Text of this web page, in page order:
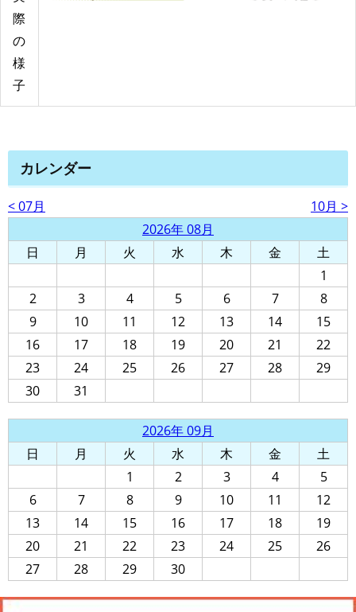
際
の
様
子
カレンダー
< 07月
10月 >
2026年 08月
日
月 火 水 木 金
土
1
2
3 4 5 6 7
8
9
10 11 12 13 14
15
16
17 18 19 20 21
22
23
24 25 26 27 28
29
30
31
2026年 09月
日
月 火 水 木 金
土
1
2 3 4
5
6
7 8 9 10 11
12
13
14 15 16 17 18
19
20
21 22 23 24 25
26
27
28 29 30